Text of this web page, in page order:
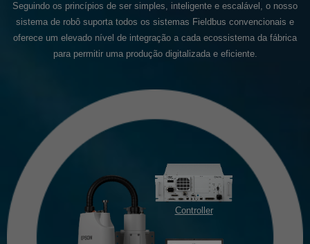
Seguindo os princípios de ser simples, inteligente e escalável, o nosso
sistema de robô suporta todos os sistemas Fieldbus convencionais e
oferece um elevado nível de integração a cada ecossistema da fábrica
para permitir uma produção digitalizada e eficiente.
Controller